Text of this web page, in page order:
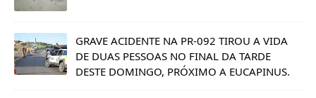
GRAVE ACIDENTE NA PR-092 TIROU A VIDA
DE DUAS PESSOAS NO FINAL DA TARDE
DESTE DOMINGO, PRÓXIMO A EUCAPINUS.